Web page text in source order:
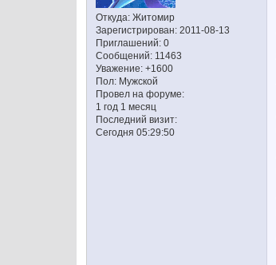
Откуда: Житомир
Зарегистрирован: 2011-08-13
Приглашений: 0
Сообщений: 11463
Уважение: +1600
Пол: Мужской
Провел на форуме:
1 год 1 месяц
Последний визит:
Сегодня 05:29:50